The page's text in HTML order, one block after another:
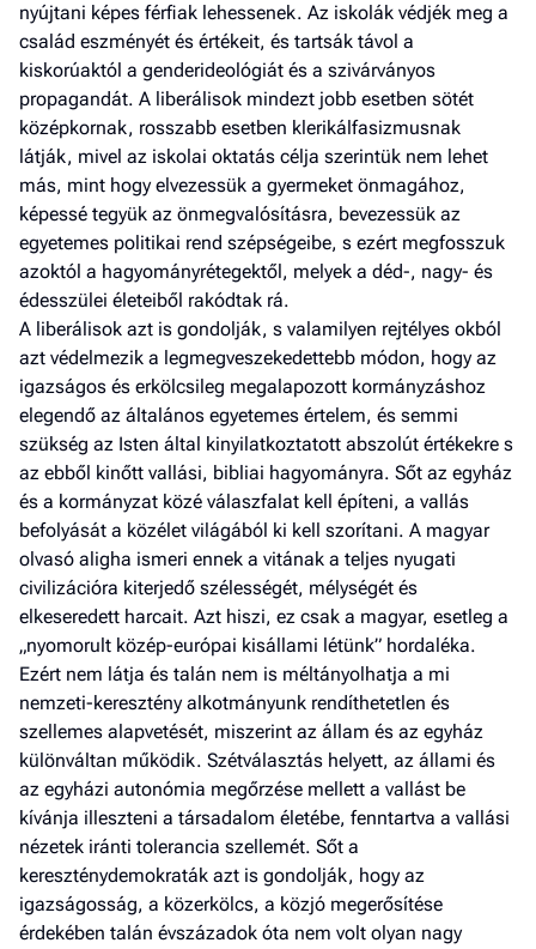
nyújtani képes férfiak lehessenek. Az iskolák védjék meg a
család eszményét és értékeit, és tartsák távol a
kiskorúaktól a genderideológiát és a szivárványos
propagandát. A liberálisok mindezt jobb esetben sötét
középkornak, rosszabb esetben klerikálfasizmusnak
látják, mivel az iskolai oktatás célja szerintük nem lehet
más, mint hogy elvezessük a gyermeket önmagához,
képessé tegyük az önmegvalósításra, bevezessük az
egyetemes politikai rend szépségeibe, s ezért megfosszuk
azoktól a hagyományrétegektől, melyek a déd-, nagy- és
édesszülei életeiből rakódtak rá.
A liberálisok azt is gondolják, s valamilyen rejtélyes okból
azt védelmezik a legmegveszekedettebb módon, hogy az
igazságos és erkölcsileg megalapozott kormányzáshoz
elegendő az általános egyetemes értelem, és semmi
szükség az Isten által kinyilatkoztatott abszolút értékekre s
az ebből kinőtt vallási, bibliai hagyományra. Sőt az egyház
és a kormányzat közé válaszfalat kell építeni, a vallás
befolyását a közélet világából ki kell szorítani. A magyar
olvasó aligha ismeri ennek a vitának a teljes nyugati
civilizációra kiterjedő szélességét, mélységét és
elkeseredett har­cait. Azt hiszi, ez csak a magyar, esetleg a
„nyomorult közép-európai kisállami létünk” hordaléka.
Ezért nem látja és talán nem is méltányolhatja a mi
nemzeti-keresztény alkotmányunk rendíthetetlen és
szellemes alapvetését, miszerint az állam és az egyház
különváltan működik. Szétválasztás helyett, az állami és
az egyházi autonómia megőrzése mellett a vallást be
kívánja illeszteni a társadalom életébe, fenntartva a vallási
nézetek iránti tolerancia szellemét. Sőt a
kereszténydemokraták azt is gondolják, hogy az
igazságosság, a közerkölcs, a közjó megerősítése
érdekében talán évszázadok óta nem volt olyan nagy